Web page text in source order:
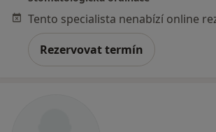
Rezervovat termín